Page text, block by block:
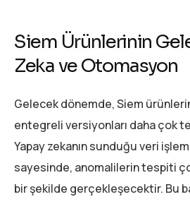
Siem Ürünlerinin
Zeka ve Otomasyon
Gelecek dönemde, Siem
entegreli versiyonları daha çok
Yapay zekanın sunduğu veri
sayesinde, anomalilerin tespiti
bir şekilde gerçekleşecektir. Bu